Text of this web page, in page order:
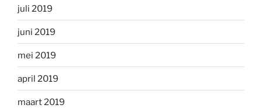
juli 2019
juni 2019
mei 2019
april 2019
maart 2019